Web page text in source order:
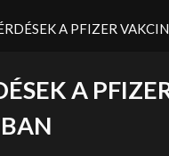
A PFIZER
A